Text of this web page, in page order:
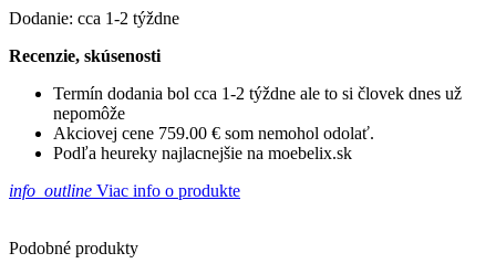
Dodanie: cca 1-2 týždne
Recenzie, skúsenosti
Termín dodania bol cca 1-2 týždne ale to si človek dnes už
nepomôže
Akciovej cene 759.00 € som nemohol odolať.
Podľa heureky najlacnejšie na moebelix.sk
info_outline Viac info o produkte
Podobné produkty